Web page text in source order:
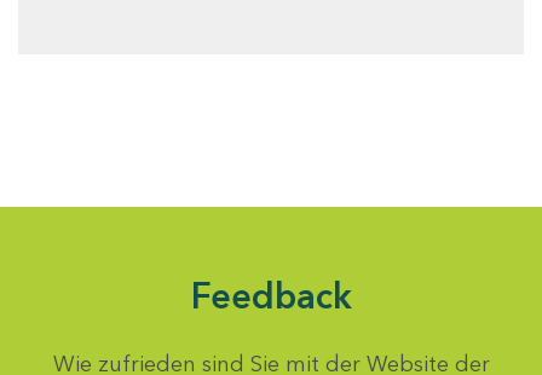
Feedback
Wie zufrieden sind Sie mit der Website der